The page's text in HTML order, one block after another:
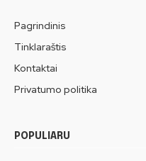
Pagrindinis
Tinklaraštis
Kontaktai
Privatumo politika
POPULIARU